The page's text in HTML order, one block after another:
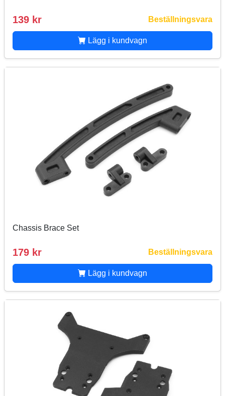
139 kr Beställningsvara
Lägg i kundvagn
Chassis Brace Set
179 kr Beställningsvara
Lägg i kundvagn